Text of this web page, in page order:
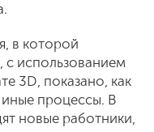
в которой
использованием
3D, показано, как
процессы. В
новые работники,